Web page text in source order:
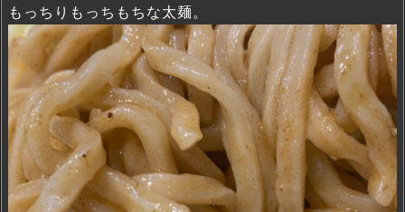
もっちりもっちもちな太麺。